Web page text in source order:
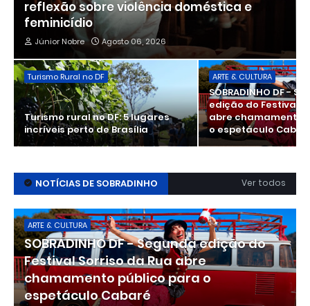
reflexão sobre violência doméstica e
feminicídio
Júnior Nobre Agosto 06, 2026
Turismo Rural no DF
Turismo rural no DF: 5 lugares
incríveis perto de Brasília
ARTE & CULTURA
SOBRADINHO DF -
edição do Festival
abre chamamento
o espetáculo
NOTÍCIAS DE SOBRADINHO Ver todos
ARTE & CULTURA
SOBRADINHO DF - Segunda edição do
Festival Sorriso da Rua abre
chamamento público para o
espetáculo Cabaré